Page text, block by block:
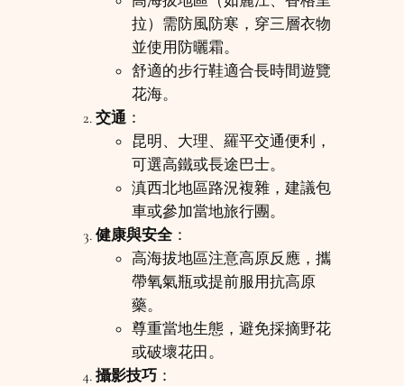
拉）需防風防寒，穿三層衣物
並使用防曬霜。
舒適的步行鞋適合長時間遊覽
花海。
交通 ：
昆明、大理、羅平交通便利，
可選高鐵或長途巴士。
滇西北地區路況複雜，建議包
車或參加當地旅行團。
健康與安全：
高海拔地區注意高原反應，攜
帶氧氣瓶或提前服用抗高原
藥。
尊重當地生態，避免採摘野花
或破壞花田。
攝影技巧 ：